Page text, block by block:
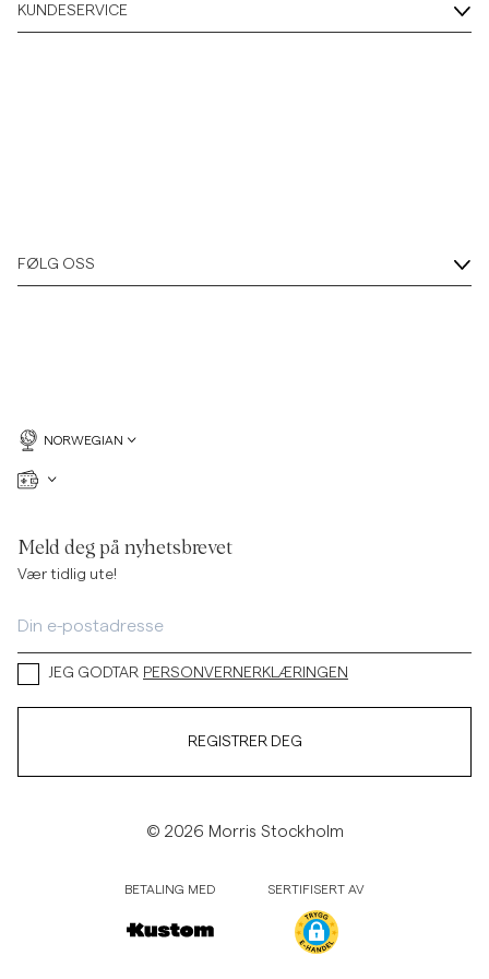
KUNDESERVICE
FØLG OSS
NORWEGIAN
Meld deg på nyhetsbrevet
Vær tidlig ute!
JEG GODTAR PERSONVERNERKLÆRINGEN
REGISTRER DEG
© 2026 Morris Stockholm
BETALING MED SERTIFISERT AV